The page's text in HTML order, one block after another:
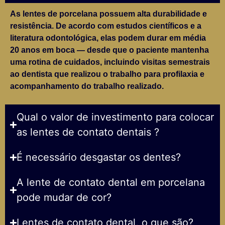
As lentes de porcelana possuem alta durabilidade e
resistência. De acordo com estudos científicos e a
literatura odontológica, elas podem durar em média
20 anos em boca — desde que o paciente mantenha
uma rotina de cuidados, incluindo visitas semestrais
ao dentista que realizou o trabalho para profilaxia e
acompanhamento do trabalho realizado.
Qual o valor de investimento para colocar
as lentes de contato dentais ?
É necessário desgastar os dentes?
A lente de contato dental em porcelana
pode mudar de cor?